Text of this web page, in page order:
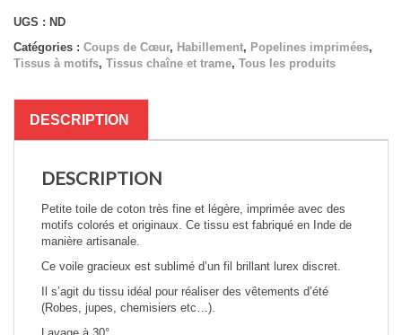
Lurex
-
PIVOINES
UGS : ND
Catégories : Coups de Cœur, Habillement, Popelines imprimées,
Tissus à motifs, Tissus chaîne et trame, Tous les produits
DESCRIPTION
DESCRIPTION
Petite toile de coton très fine et légère, imprimée avec des
motifs colorés et originaux. Ce tissu est fabriqué en Inde de
manière artisanale.
Ce voile gracieux est sublimé d’un fil brillant lurex discret.
Il s’agit du tissu idéal pour réaliser des vêtements d’été
(Robes, jupes, chemisiers etc…).